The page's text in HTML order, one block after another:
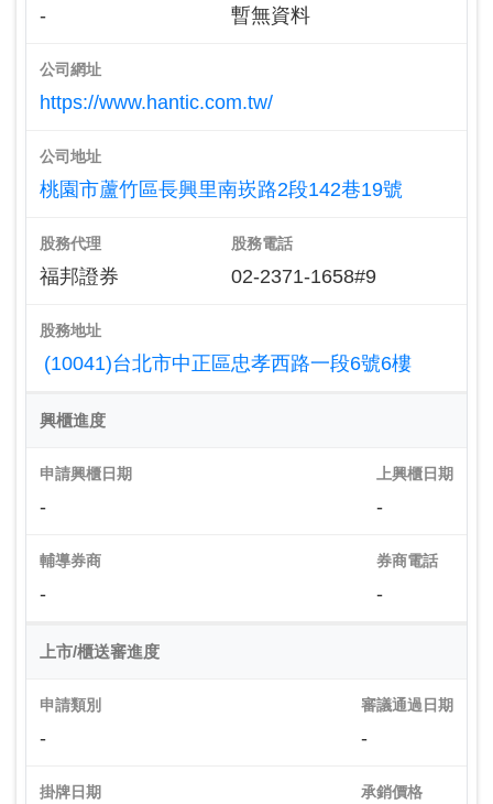
- 暫無資料
公司網址
https://www.hantic.com.tw/
公司地址
桃園市蘆竹區長興里南崁路2段142巷19號
股務代理
福邦證券
股務電話
02-2371-1658#9
股務地址
(10041)台北市中正區忠孝西路一段6號6樓
興櫃進度
申請興櫃日期
-
上興櫃日期
-
輔導券商
-
券商電話
-
上市/櫃送審進度
申請類別
-
審議通過日期
-
掛牌日期 承銷價格